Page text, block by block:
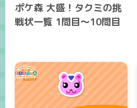
ポケ森 大盛！タクミの挑
戦状一覧 1問目～10問目